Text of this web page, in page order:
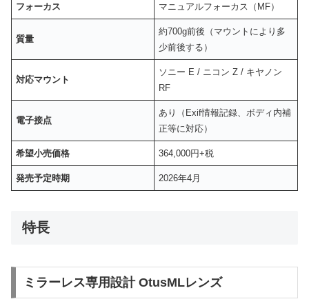
フォーカス マニュアルフォーカス（MF）
質量
約700g前後（マウントにより多
少前後する）
対応マウント
ソニー E / ニコン Z / キヤノン
RF
電子接点
あり（Exif情報記録、ボディ内補
正等に対応）
希望小売価格 364,000円+税
発売予定時期 2026年4月
特長
ミラーレス専用設計 OtusMLレンズ